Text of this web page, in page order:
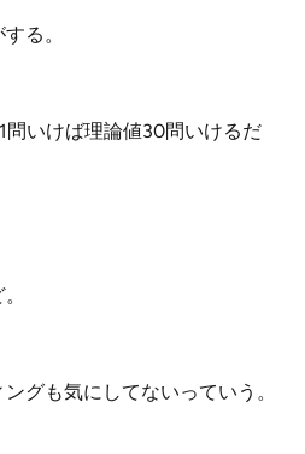
る。
問いけば理論値30問いけるだ
グも気にしてないっていう。